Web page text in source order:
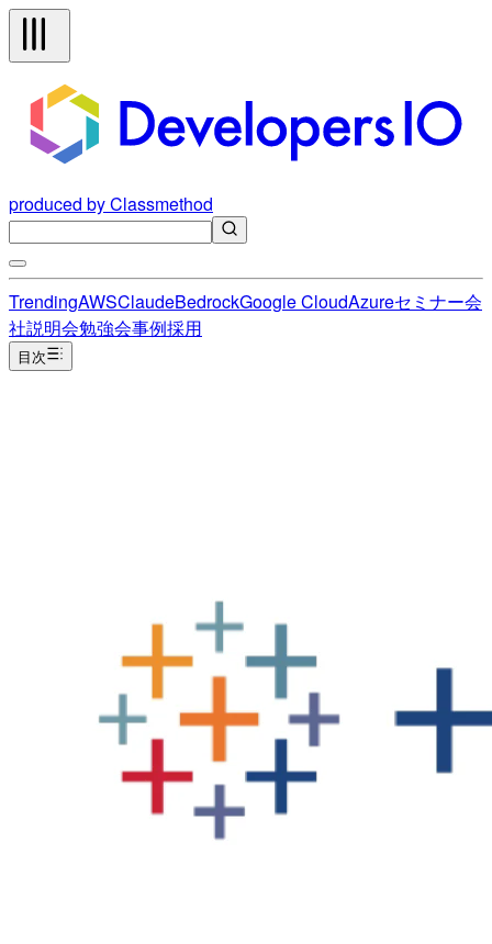
produced by Classmethod
TrendingAWSClaudeBedrockGoogle CloudAzureセミナー会
社説明会勉強会事例採用
目次